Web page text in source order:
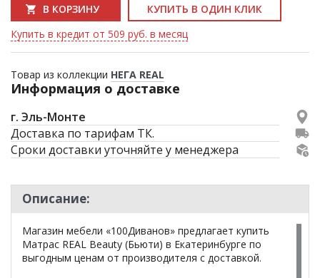
В КОРЗИНУ
КУПИТЬ В ОДИН КЛИК
Купить в кредит от 509 руб. в месяц
Товар из коллекции НЕГА REAL
Информация о доставке
г. Эль-Монте
Доставка по тарифам ТК.
Сроки доставки уточняйте у менеджера
Описание:
Магазин мебели «100Диванов» предлагает купить
Матрас REAL Beauty (Бьюти) в Екатеринбурге по
выгодным ценам от производителя с доставкой.